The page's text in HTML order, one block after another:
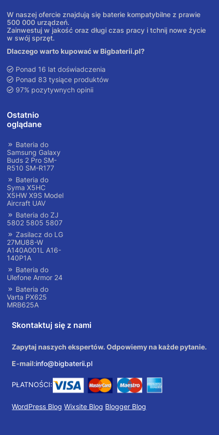
W naszej ofercie znajdują się baterie kompatybilne z prawie
500 000 urządzeń.
Zainwestuj w jakość oraz długi czas pracy i tchnij nowe życie
w swój sprzęt.
Dlaczego warto kupować w Bigbaterii.pl?
Ponad 16 lat doświadczenia
Ponad 83 tysiące produktów
97% pozytywnych opinii
Ostatnio
oglądane
Bateria do
Samsung Galaxy
Buds 2 Pro SM-
R510 SM-R177
Bateria do
Syma X5HC
X5HW X9S Model
Aircraft UAV
Bateria do ZJ
5802 5805 5807
Zasilacz do LG
27MU88-W
A140A001L A16-
140P1A
Bateria do
Ulefone Armor 24
Bateria do
Varta PX625
MRB625A
Skontaktuj się z nami
Zapytaj naszych ekspertów. Odpowiemy na każde pytanie.
E-mail:info@bigbaterii.pl
PŁATNOŚCI:
WordPress Blog Wixsite Blog Blogger Blog